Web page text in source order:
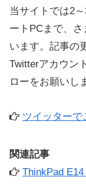
当サイトでは2
ートPCまで、
います。記事の
Twitterアカウン
ローをお願いし
ツイッターで
関連記事
ThinkPad